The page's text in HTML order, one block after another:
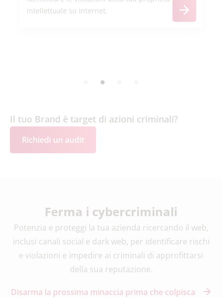
intellettuale su Internet.
Il tuo Brand è target di azioni criminali?
Richiedi un audit
Ferma i cybercriminali
Potenzia e proteggi la tua azienda ricercando il web,
inclusi canali social e dark web, per identificare rischi
e violazioni e impedire ai criminali di approfittarsi
della sua reputazione.
Disarma la prossima minaccia prima che colpisca